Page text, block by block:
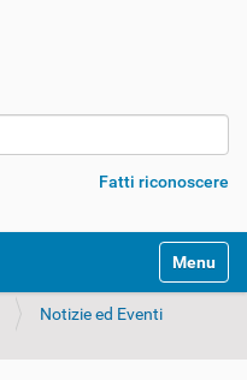
Fatti riconoscere
Alterna
Notizie ed Eventi